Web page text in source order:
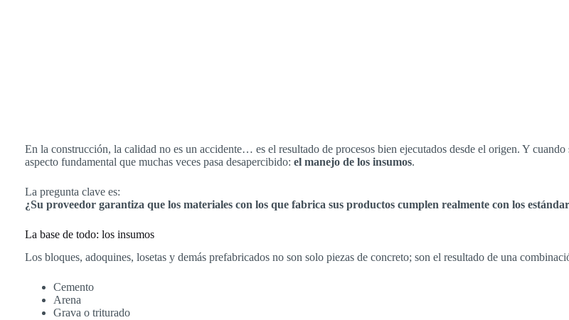
En la construcción, la calidad no es un accidente… es el resultado de procesos bien ejecutados desde el origen. Y
aspecto fundamental que muchas veces pasa desapercibido: el manejo de los insumos.
La pregunta clave es:
¿Su proveedor garantiza que los materiales con los que fabrica sus productos cumplen realmente con los
La base de todo: los insumos
Los bloques, adoquines, losetas y demás prefabricados no son solo piezas de concreto; son el resultado de una
Cemento
Arena
Grava o triturado